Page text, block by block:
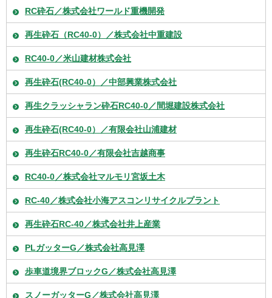
RC砕石／株式会社ワールド重機開発
再生砕石（RC40-0）／株式会社中重建設
RC40-0／米山建材株式会社
再生砕石(RC40-0）／中部興業株式会社
再生クラッシャラン砕石RC40-0／間堀建設株式会社
再生砕石(RC40-0）／有限会社山浦建材
再生砕石RC40-0／有限会社吉越商事
RC40-0／株式会社マルモリ宮坂土木
RC-40／株式会社小海アスコンリサイクルプラント
再生砕石RC-40／株式会社井上産業
PLガッターG／株式会社高見澤
歩車道境界ブロックG／株式会社高見澤
スノーガッターG／株式会社高見澤